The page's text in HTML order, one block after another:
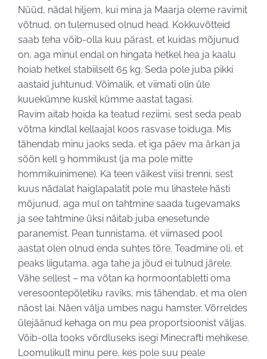
Nüüd, nädal hiljem, kui mina ja Maarja oleme ravimit
võtnud, on tulemused olnud head. Kokkuvõtteid
saab teha võib-olla kuu pärast, et kuidas mõjunud
on, aga minul endal on hingata hetkel hea ja kaalu
hoiab hetkel stabiilselt 65 kg. Seda pole juba pikki
aastaid juhtunud. Võimalik, et viimati olin üle
kuuekümne kuskil kümme aastat tagasi.
Ravim aitab hoida ka teatud reziimi, sest seda peab
võtma kindlal kellaajal koos rasvase toiduga. Mis
tähendab minu jaoks seda, et iga päev ma ärkan ja
söön kell 9 hommikust (ja ma pole mitte
hommikuinimene). Ka teen väikest viisi trenni, sest
kuus nädalat haiglapalatit pole mu lihastele hästi
mõjunud, aga mul on tahtmine saada tugevamaks
ja see tahtmine üksi näitab juba enesetunde
paranemist. Pean tunnistama, et viimased pool
aastat olen olnud enda suhtes tõre. Teadmine oli, et
peaks liigutama, aga tahe ja jõud ei tulnud järele.
Vähe sellest – ma võtan ka hormoontabletti oma
veresoontepõletiku raviks, mis tähendab, et ma olen
näost lai. Näen välja umbes nagu hamster. Võrreldes
ülejäänud kehaga on mu pea proportsioonist väljas.
Võib-olla tooks võrdluseks isegi Minecrafti mehikese.
Loomulikult minu pere, kes pole suu peale